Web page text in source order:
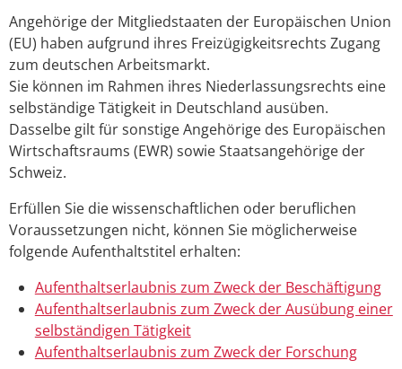
Angehörige der Mitgliedstaaten der Europäischen Union
(EU) haben aufgrund ihres Freizügigkeitsrechts Zugang
zum deutschen Arbeitsmarkt.
Sie können im Rahmen ihres Niederlassungsrechts eine
selbständige Tätigkeit in Deutschland ausüben.
Dasselbe gilt für sonstige Angehörige des Europäischen
Wirtschaftsraums (EWR) sowie Staatsangehörige der
Schweiz.
Erfüllen Sie die wissenschaftlichen oder beruflichen
Voraussetzungen nicht, können Sie möglicherweise
folgende Aufenthaltstitel erhalten:
Aufenthaltserlaubnis zum Zweck der Beschäftigung
Aufenthaltserlaubnis zum Zweck der Ausübung einer
selbständigen Tätigkeit
Aufenthaltserlaubnis zum Zweck der Forschung